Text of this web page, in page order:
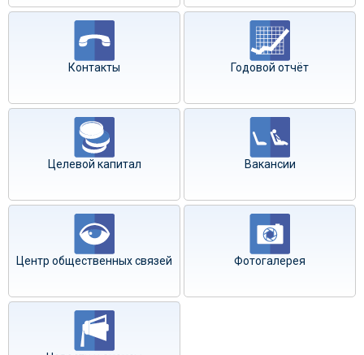
Контакты Годовой отчёт
Целевой капитал Вакансии
Центр общественных связей Фотогалерея